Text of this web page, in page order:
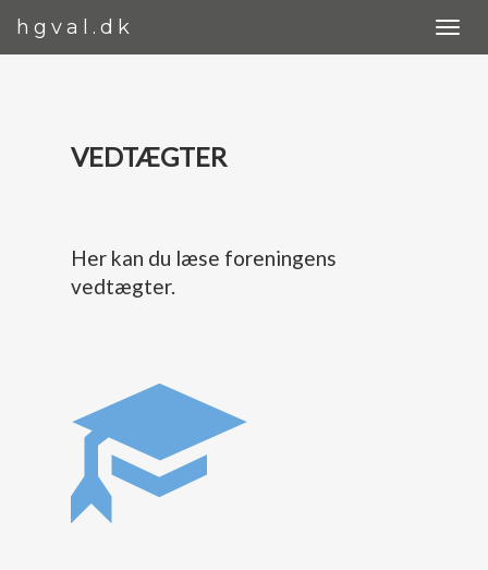
hgval.dk
VEDTÆGTER
Her kan du læse foreningens
vedtægter.